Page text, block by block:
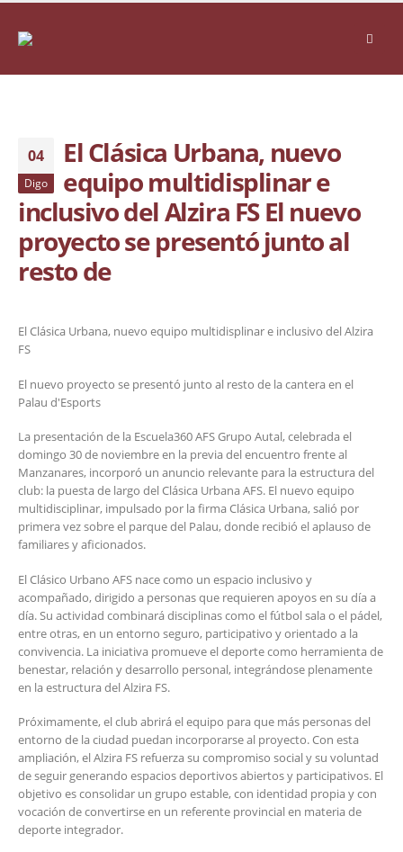
04
Digo
El Clásica Urbana, nuevo
equipo multidisplinar e
inclusivo del Alzira FS El nuevo
proyecto se presentó junto al
resto de
El Clásica Urbana, nuevo equipo multidisplinar e inclusivo del Alzira
FS
El nuevo proyecto se presentó junto al resto de la cantera en el
Palau d'Esports
La presentación de la Escuela360 AFS Grupo Autal, celebrada el
domingo 30 de noviembre en la previa del encuentro frente al
Manzanares, incorporó un anuncio relevante para la estructura del
club: la puesta de largo del Clásica Urbana AFS. El nuevo equipo
multidisciplinar, impulsado por la firma Clásica Urbana, salió por
primera vez sobre el parque del Palau, donde recibió el aplauso de
familiares y aficionados.
El Clásico Urbano AFS nace como un espacio inclusivo y
acompañado, dirigido a personas que requieren apoyos en su día a
día. Su actividad combinará disciplinas como el fútbol sala o el pádel,
entre otras, en un entorno seguro, participativo y orientado a la
convivencia. La iniciativa promueve el deporte como herramienta de
benestar, relación y desarrollo personal, integrándose plenamente
en la estructura del Alzira FS.
Próximamente, el club abrirá el equipo para que más personas del
entorno de la ciudad puedan incorporarse al proyecto. Con esta
ampliación, el Alzira FS refuerza su compromiso social y su voluntad
de seguir generando espacios deportivos abiertos y participativos. El
objetivo es consolidar un grupo estable, con identidad propia y con
vocación de convertirse en un referente provincial en materia de
deporte integrador.